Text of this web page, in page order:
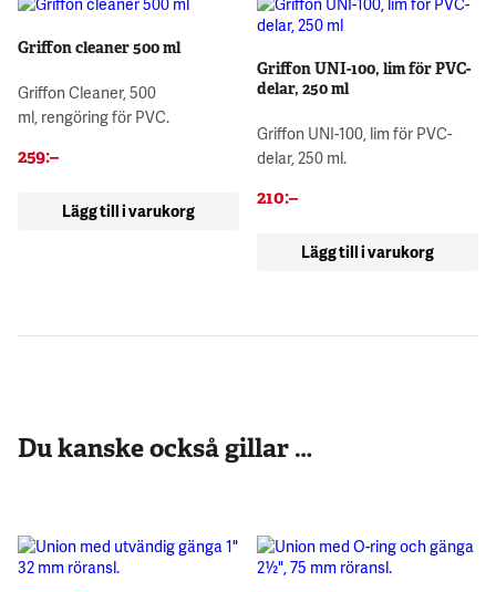
Griffon cleaner 500 ml
Griffon Cleaner, 500
ml, rengöring för PVC.
259:–
Lägg till i varukorg
Griffon UNI-100, lim för PVC-
delar, 250 ml
Griffon UNI-100, lim för PVC-
delar, 250 ml.
210:–
Lägg till i varukorg
Du kanske också gillar …